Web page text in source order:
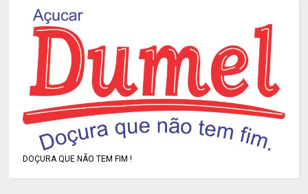
DOÇURA QUE NÃO TEM FIM !